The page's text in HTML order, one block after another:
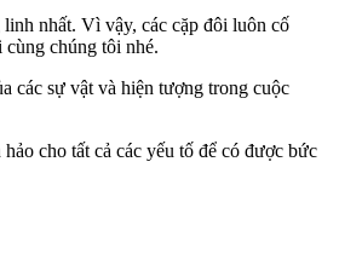
nhất. Vì vậy, các cặp đôi luôn cố
chúng tôi nhé.
các sự vật và hiện tượng trong cuộc
cho tất cả các yếu tố để có được bức